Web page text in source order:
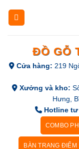
ĐỒ GỖ
Cửa hàng: 219
Xưởng và kho:
Hưng,
Hotline
COMBO
BÀN TRANG ĐIỂM